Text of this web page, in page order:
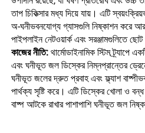
তাপ চিকিত্সার মধ্য দিয়ে যায়। এটি
অ-ঘনীভবনযোগ্য গ্যাসগুলি নিষ্কাশন করে
কাজের নীতি: থার্মোডাইনামিক স্টিম ট্র্যাপে
এবং ঘনীভূত জল ডিস্কের নিম্নপ্রান্তের
ঘনীভূত জলের দ্রুত প্রবাহ এবং ফ্ল্যাশ
পার্থক্য সৃষ্টি করে। এটি ডিস্কের খোলা ও
বাষ্প আটকে রাখার পাশাপাশি ঘনীভূত জল